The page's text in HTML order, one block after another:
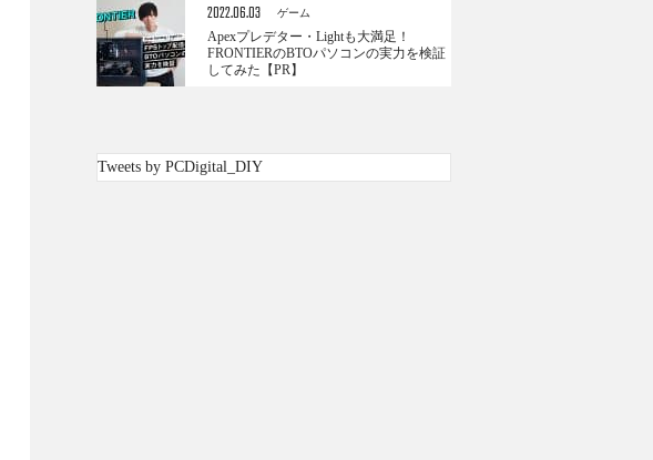
2022.06.03 ゲーム
Apexプレデター・Lightも大満足！
FRONTIERのBTOパソコンの実力を検証
してみた【PR】
Tweets by PCDigital_DIY